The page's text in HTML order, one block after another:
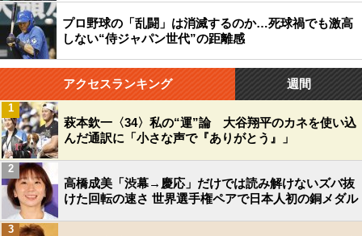
プロ野球の「乱闘」は消滅するのか…死球禍でも激高
しない“侍ジャパン世代”の距離感
アクセスランキング 週間
萩本欽一〈34〉私の“運”論 大谷翔平のカネを使い込
んだ通訳に「小さな声で『ありがとう』」
1
高橋成美「渋幕→慶応」だけでは読み解けないズバ抜
けた回転の速さ 世界選手権ペアで日本人初の銅メダル
2
3